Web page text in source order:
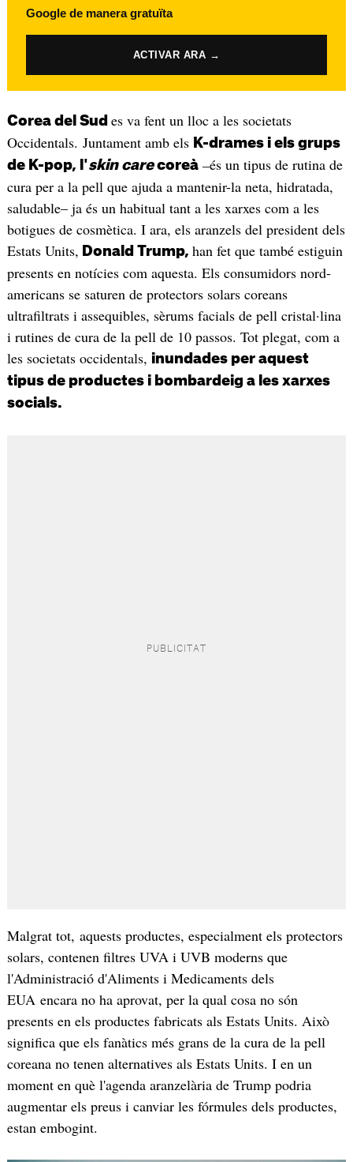
Google de manera gratuïta
ACTIVAR ARA →
Corea del Sud es va fent un lloc a les societats
Occidentals. Juntament amb els K-drames i els grups
de K-pop, l'skin carecoreà–és un tipus de rutina de
cura per a la pell que ajuda a mantenir-la neta, hidratada,
saludable– ja és un habitual tant a les xarxes com a les
botigues de cosmètica. I ara, els aranzels del president dels
Estats Units, Donald Trump, han fet que també estiguin
presents en notícies com aquesta. Els consumidors nord-
americans se saturen de protectors solars coreans
ultrafiltrats i assequibles, sèrums facials de pell cristal·lina
i rutines de cura de la pell de 10 passos. Tot plegat, com a
les societats occidentals, inundades per aquest
tipus de productes i bombardeig a les xarxes
socials.
Malgrat tot, aquests productes, especialment els protectors
solars, contenen filtres UVA i UVB moderns que
l'Administració d'Aliments i Medicaments dels
EUA encara no ha aprovat, per la qual cosa no són
presents en els productes fabricats als Estats Units. Això
significa que els fanàtics més grans de la cura de la pell
coreana no tenen alternatives als Estats Units. I en un
moment en què l'agenda aranzelària de Trump podria
augmentar els preus i canviar les fórmules dels productes,
estan embogint.